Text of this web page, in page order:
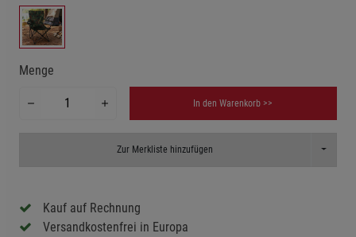
Menge
In den Warenkorb >>
Zur Merkliste hinzufügen Toggle
Kauf auf Rechnung
Versandkostenfrei in Europa